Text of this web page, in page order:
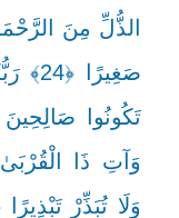
الذُّلِّ مِنَ
وَآتِ ذَا